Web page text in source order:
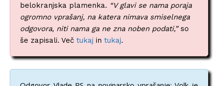
belokranjska plamenka. “V glavi se nama poraja
ogromno vprašanj, na katera nimava smiselnega
odgovora, niti nama ga ne zna noben podati,”so
še zapisali. Več tukaj in tukaj.